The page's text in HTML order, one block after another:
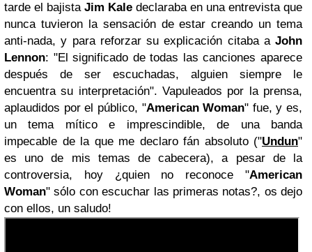
tarde el bajista Jim Kale declaraba en una entrevista que
nunca tuvieron la sensación de estar creando un tema
anti-nada, y para reforzar su explicación citaba a John
Lennon: "El significado de todas las canciones aparece
después de ser escuchadas, alguien siempre le
encuentra su interpretación". Vapuleados por la prensa,
aplaudidos por el público, "American Woman" fue, y es,
un tema mítico e imprescindible, de una banda
impecable de la que me declaro fán absoluto ("Undun"
es uno de mis temas de cabecera), a pesar de la
controversia, hoy ¿quien no reconoce "American
Woman" sólo con escuchar las primeras notas?, os dejo
con ellos, un saludo!